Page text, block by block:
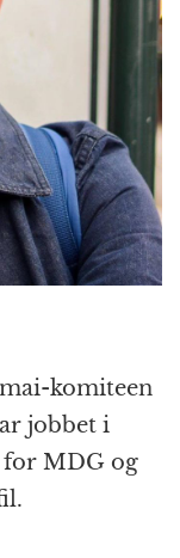
mai-komiteen
jobbet i
for MDG og